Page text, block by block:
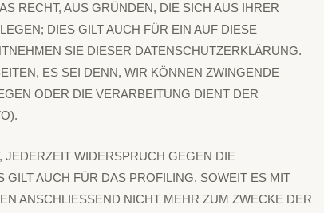
RECHT, AUS GRÜNDEN, DIE SICH AUS IHRER
DIES GILT AUCH FÜR EIN AUF DIESE
SIE DIESER DATENSCHUTZERKLÄRUNG.
ES SEI DENN, WIR KÖNNEN ZWINGENDE
ODER DIE VERARBEITUNG DIENT DER
WIDERSPRUCH GEGEN DIE
AUCH FÜR DAS PROFILING, SOWEIT ES MIT
ANSCHLIESSEND NICHT MEHR ZUM ZWECKE DER